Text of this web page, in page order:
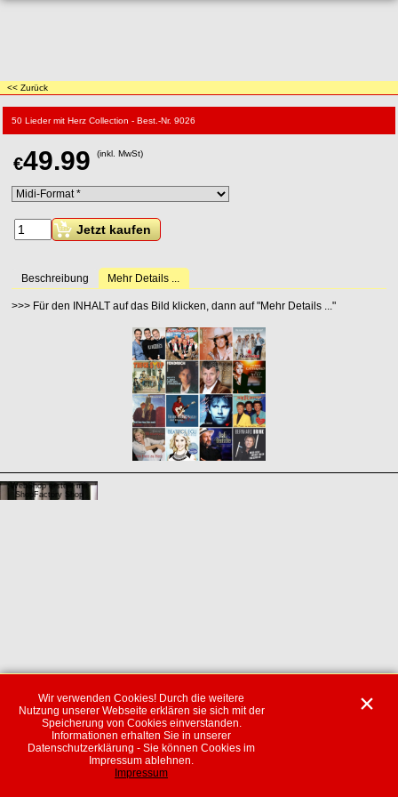
<< Zurück
50 Lieder mit Herz Collection - Best.-Nr. 9026
€49.99 (inkl. MwSt)
Jetzt kaufen
Beschreibung Mehr Details ...
>>> Für den INHALT auf das Bild klicken, dann auf "Mehr Details ..."
WebShop erstellt mit
ShopFactory Shop
Wir verwenden Cookies! Durch die weitere
Nutzung unserer Webseite erklären sie sich mit der
Speicherung von Cookies einverstanden.
Informationen erhalten Sie in unserer
Datenschutzerklärung - Sie können Cookies im
Impressum ablehnen.
Impressum